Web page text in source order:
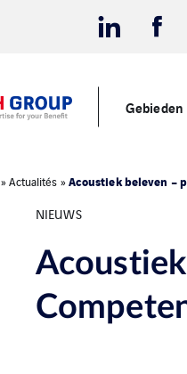
Gebieden
»Actualités »Acoustiek beleven –
NIEUWS